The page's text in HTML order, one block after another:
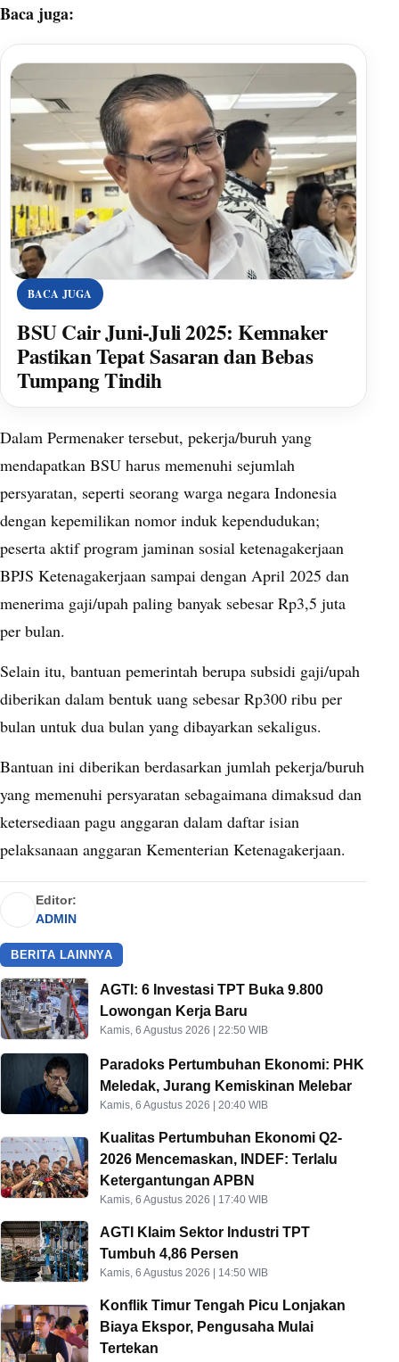
Baca juga:
BACA JUGA
BSU Cair Juni-Juli 2025: Kemnaker
Pastikan Tepat Sasaran dan Bebas
Tumpang Tindih
Dalam Permenaker tersebut, pekerja/buruh yang
mendapatkan BSU harus memenuhi sejumlah
persyaratan, seperti seorang warga negara Indonesia
dengan kepemilikan nomor induk kependudukan;
peserta aktif program jaminan sosial ketenagakerjaan
BPJS Ketenagakerjaan sampai dengan April 2025 dan
menerima gaji/upah paling banyak sebesar Rp3,5 juta
per bulan.
Selain itu, bantuan pemerintah berupa subsidi gaji/upah
diberikan dalam bentuk uang sebesar Rp300 ribu per
bulan untuk dua bulan yang dibayarkan sekaligus.
Bantuan ini diberikan berdasarkan jumlah pekerja/buruh
yang memenuhi persyaratan sebagaimana dimaksud dan
ketersediaan pagu anggaran dalam daftar isian
pelaksanaan anggaran Kementerian Ketenagakerjaan.
Editor:
ADMIN
BERITA LAINNYA
AGTI: 6 Investasi TPT Buka 9.800
Lowongan Kerja Baru
Kamis, 6 Agustus 2026 | 22:50 WIB
Paradoks Pertumbuhan Ekonomi: PHK
Meledak, Jurang Kemiskinan Melebar
Kamis, 6 Agustus 2026 | 20:40 WIB
Kualitas Pertumbuhan Ekonomi Q2-
2026 Mencemaskan, INDEF: Terlalu
Ketergantungan APBN
Kamis, 6 Agustus 2026 | 17:40 WIB
AGTI Klaim Sektor Industri TPT
Tumbuh 4,86 Persen
Kamis, 6 Agustus 2026 | 14:50 WIB
Konflik Timur Tengah Picu Lonjakan
Biaya Ekspor, Pengusaha Mulai
Tertekan